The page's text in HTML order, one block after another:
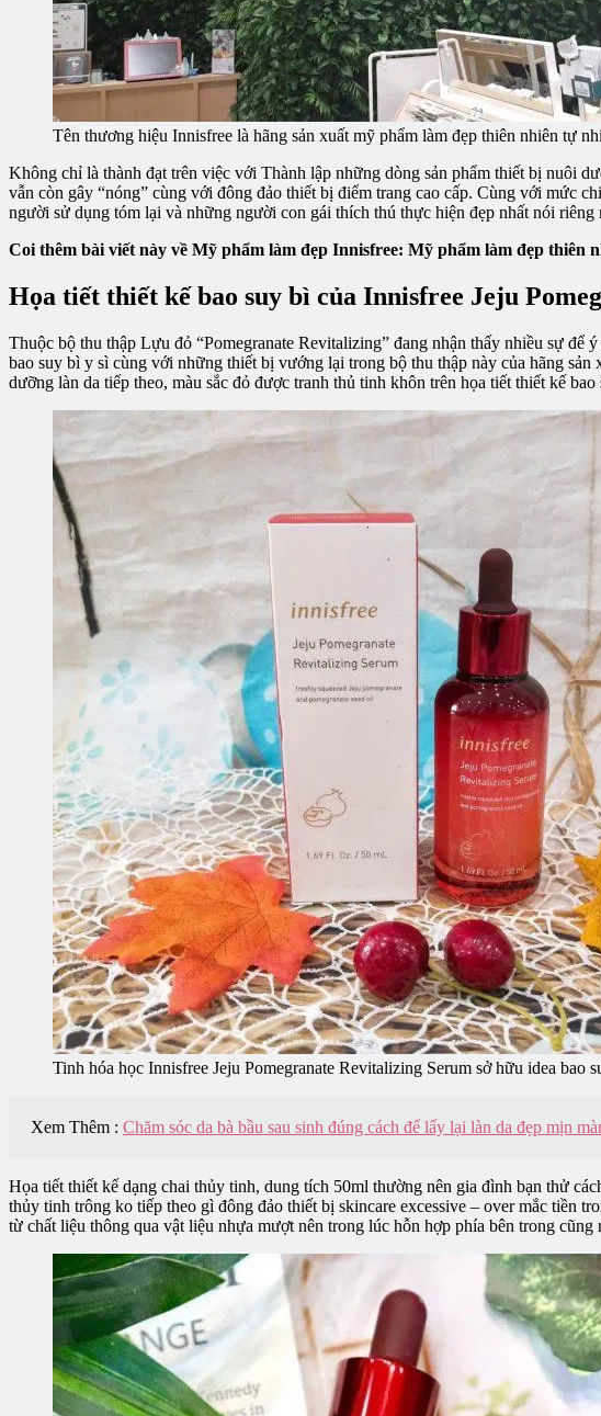
Tên thương hiệu Innisfree là hãng sản xuất mỹ phẩm làm đẹp thiên nhiên tự
Không chỉ là thành đạt trên việc với Thành lập những dòng sản phẩm thiết bị nuôi
vẫn còn gây “nóng” cùng với đông đảo thiết bị điểm trang cao cấp. Cùng với mức
người sử dụng tóm lại và những người con gái thích thú thực hiện đẹp nhất nói riêng
Coi thêm bài viết này về Mỹ phẩm làm đẹp Innisfree: Mỹ phẩm làm đẹp thiên
Họa tiết thiết kế bao suy bì của Innisfree Jeju
Thuộc bộ thu thập Lựu đỏ “Pomegranate Revitalizing” đang nhận thấy nhiều sự
bao suy bì y sì cùng với những thiết bị vướng lại trong bộ thu thập này của hãng
dưỡng làn da tiếp theo, màu sắc đỏ được tranh thủ tinh khôn trên họa tiết thiết kế
Tinh hóa học Innisfree Jeju Pomegranate Revitalizing Serum sở hữu idea
Xem Thêm : Chăm sóc da bà bầu sau sinh đúng cách để lấy lại làn da đẹp mịn
Họa tiết thiết kế dạng chai thủy tinh, dung tích 50ml thường nên gia đình bạn thử
thủy tinh trông ko tiếp theo gì đông đảo thiết bị skincare excessive – over mắc tiền
từ chất liệu thông qua vật liệu nhựa mượt nên trong lúc hỗn hợp phía bên trong cũng